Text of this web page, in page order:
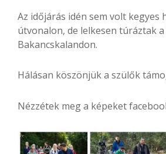
Az időjárás idén sem volt kegyes
útvonalon, de lelkesen túráztak
Bakancskalandon.
Hálásan köszönjük a szülők
Nézzétek meg a képeket